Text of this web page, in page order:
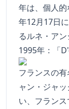
年は、個人
年12月17日
るルネ・アン
1995年：「
フランスの
ャン・ジャ
い、フラン